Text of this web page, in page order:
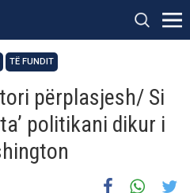
TË FUNDIT
përplasjesh/ Si
politikani dikur i